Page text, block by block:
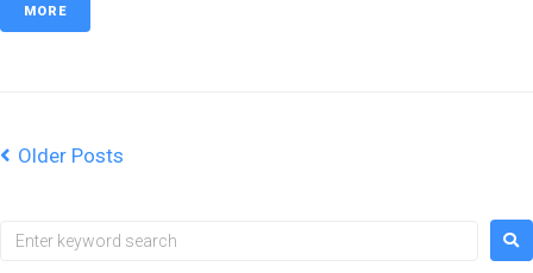
MORE
Older Posts